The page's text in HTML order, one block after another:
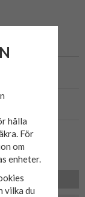
hålla
För
om
enheter.
vilka du